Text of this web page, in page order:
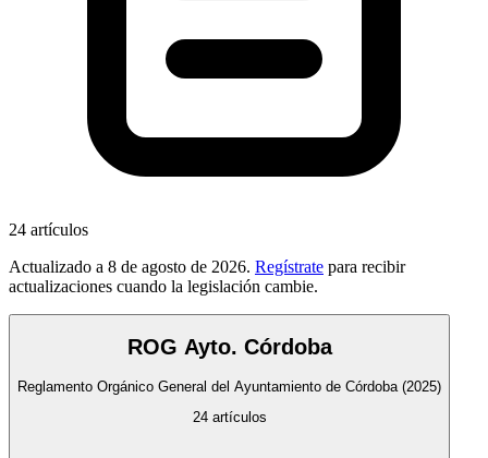
24 artículos
Actualizado a 8 de agosto de 2026. Regístrate para recibir
actualizaciones cuando la legislación cambie.
ROG Ayto. Córdoba
Reglamento Orgánico General del Ayuntamiento de Córdoba (2025)
24artículos